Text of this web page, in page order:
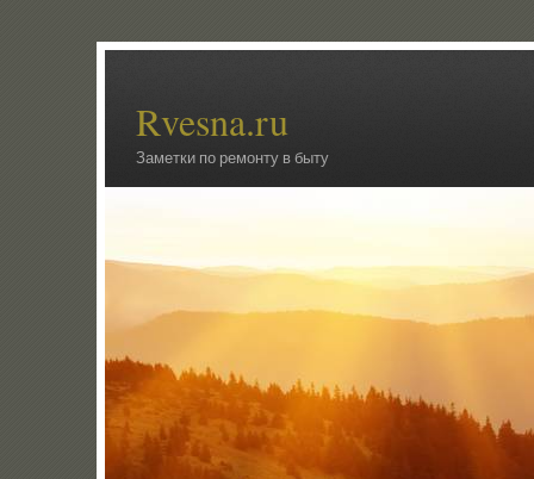
Rvesna.ru
Заметки по ремонту в быту